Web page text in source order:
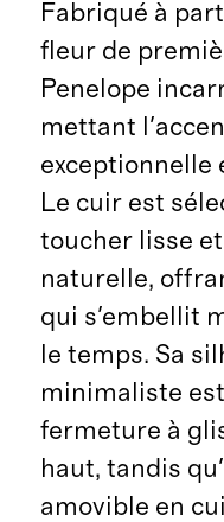
Fabriqué à
fleur de
Penelope
mettant
exceptionnelle
Le cuir est
toucher lisse
naturelle,
qui s'embellit
le temps. Sa
minimaliste
fermeture à
haut, tandis
amovible en